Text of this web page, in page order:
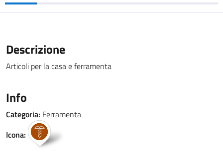
Descrizione
Articoli per la casa e ferramenta
Info
Categoria: Ferramenta
Icona: